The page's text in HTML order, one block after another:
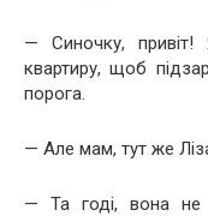
— Синочку,
квартиру, щоб
порога.
— Але мам, тут же
— Та годі, вона не